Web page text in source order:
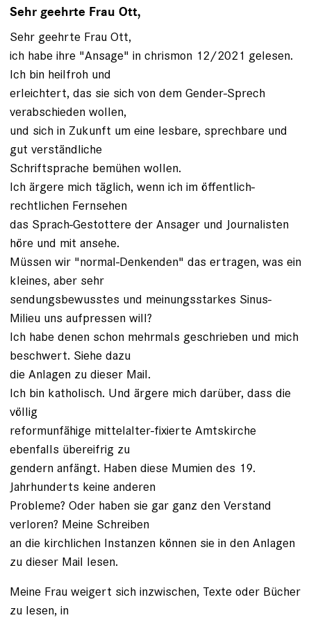
Sehr geehrte Frau Ott,
Sehr geehrte Frau Ott,
ich habe ihre "Ansage" in chrismon 12/2021 gelesen.
Ich bin heilfroh und
erleichtert, das sie sich von dem Gender-Sprech
verabschieden wollen,
und sich in Zukunft um eine lesbare, sprechbare und
gut verständliche
Schriftsprache bemühen wollen.
Ich ärgere mich täglich, wenn ich im öffentlich-
rechtlichen Fernsehen
das Sprach-Gestottere der Ansager und Journalisten
höre und mit ansehe.
Müssen wir "normal-Denkenden" das ertragen, was ein
kleines, aber sehr
sendungsbewusstes und meinungsstarkes Sinus-
Milieu uns aufpressen will?
Ich habe denen schon mehrmals geschrieben und mich
beschwert. Siehe dazu
die Anlagen zu dieser Mail.
Ich bin katholisch. Und ärgere mich darüber, dass die
völlig
reformunfähige mittelalter-fixierte Amtskirche
ebenfalls übereifrig zu
gendern anfängt. Haben diese Mumien des 19.
Jahrhunderts keine anderen
Probleme? Oder haben sie gar ganz den Verstand
verloren? Meine Schreiben
an die kirchlichen Instanzen können sie in den Anlagen
zu dieser Mail lesen.
Meine Frau weigert sich inzwischen, Texte oder Bücher
zu lesen, in